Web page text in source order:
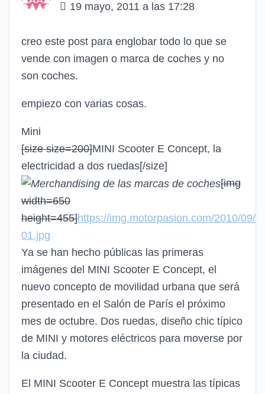
19 mayo, 2011 a las 17:28
creo este post para englobar todo lo que se
vende con imagen o marca de coches y no
son coches.
empiezo con varias cosas.
Mini
[size size=200]MINI Scooter E Concept, la
electricidad a dos ruedas[/size]
[img
width=650
height=455]https://img.motorpasion.com/2010/09/
01.jpg
Ya se han hecho públicas las primeras
imágenes del MINI Scooter E Concept, el
nuevo concepto de movilidad urbana que será
presentado en el Salón de París el próximo
mes de octubre. Dos ruedas, diseño chic típico
de MINI y motores eléctricos para moverse por
la ciudad.
El MINI Scooter E Concept muestra las típicas